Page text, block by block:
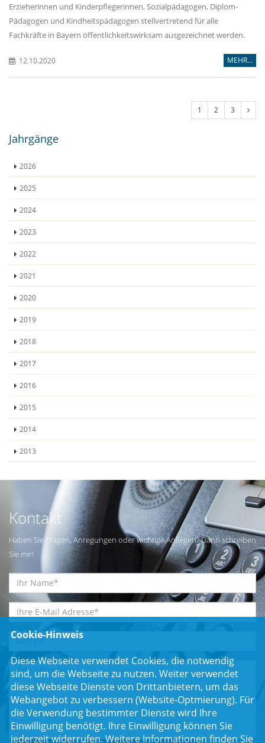
Erzieherinnen und Kinderpflegerinnen, Sozialpädagogen, Diplom-
Pädagogen und Kindheitspädagogen stellvertretend für alle
Fachkräfte in Bayern öffentlichkeitswirksam ausgezeichnet werden.
12.10.2020 MEHR...
1 2 3
Jahrgänge
2026
2025
2024
2023
2022
2021
2020
2019
2018
2017
2016
2015
2014
2013
Kontakt
Haben Sie Fragen, Anregungen oder wichtige Anliegen? Dann schreiben
Sie mir!
Cookie-Hinweis
Diese Webseite verwendet Cookies, die notwendig
sind, um die Webseite zu nutzen. Weiter verwendet
diese Webseite Dienste von Drittanbietern, um das
Webangebot zu verbessern (Website-Optmierung). Für
die Verwendung bestimmter Dienste wird Ihre
Einwilligung benötigt. Ihre Einwilligung können Sie
jederzeit widerrufen. Weitere Informationen finden Sie